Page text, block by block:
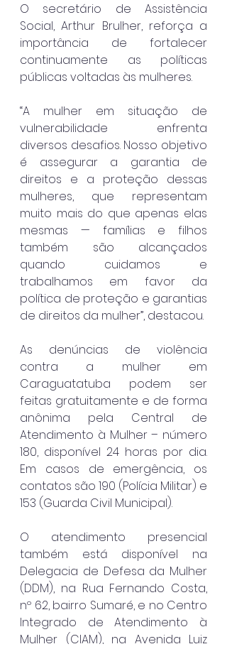
O secretário de Assistência
Social, Arthur Brulher, reforça a
importância de fortalecer
continuamente as políticas
públicas voltadas às mulheres.
“A mulher em situação de
vulnerabilidade enfrenta
diversos desafios. Nosso objetivo
é assegurar a garantia de
direitos e a proteção dessas
mulheres, que representam
muito mais do que apenas elas
mesmas — famílias e filhos
também são alcançados
quando cuidamos e
trabalhamos em favor da
política de proteção e garantias
de direitos da mulher”, destacou.
As denúncias de violência
contra a mulher em
Caraguatatuba podem ser
feitas gratuitamente e de forma
anônima pela Central de
Atendimento à Mulher – número
180, disponível 24 horas por dia.
Em casos de emergência, os
contatos são 190 (Polícia Militar) e
153 (Guarda Civil Municipal).
O atendimento presencial
também está disponível na
Delegacia de Defesa da Mulher
(DDM), na Rua Fernando Costa,
nº 62, bairro Sumaré, e no Centro
Integrado de Atendimento à
Mulher (CIAM), na Avenida Luiz